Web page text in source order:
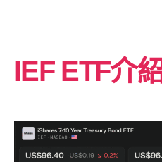
IEF ETF介